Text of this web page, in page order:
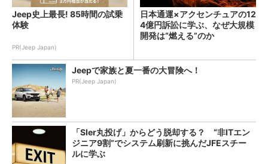
Jeep史上最長! 85時間の試乗
体験
PR(Jeep Japan)
日本通運×アクセンチュアの12
4億円訴訟に学ぶ、なぜ大規模
開発は“燃える”のか
Jeepで家族と夏一番の大冒険へ！
PR(Jeep Japan)
「SIer丸投げ」からどう脱却する？ “非ITエン
ジニア9割”でシステム刷新に挑んだJFEスチー
ルに学ぶ